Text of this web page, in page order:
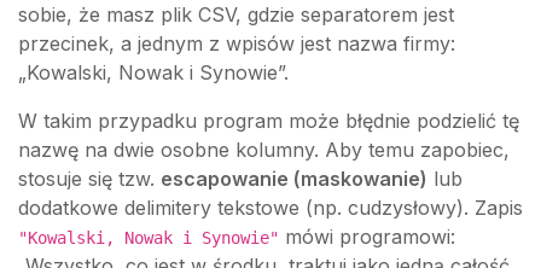
sobie, że masz plik CSV, gdzie separatorem jest
przecinek, a jednym z wpisów jest nazwa firmy:
„Kowalski, Nowak i Synowie”.
W takim przypadku program może błędnie podzielić tę
nazwę na dwie osobne kolumny. Aby temu zapobiec,
stosuje się tzw. escapowanie (maskowanie) lub
dodatkowe delimitery tekstowe (np. cudzysłowy). Zapis
"Kowalski, Nowak i Synowie" mówi programowi: